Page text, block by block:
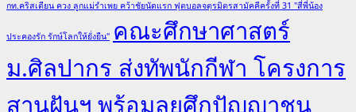
กท.คริสเตียน ควง ลูกแม่รำเพย คว้าชัยนัดแรก ฟุตบอลจตุรมิตรสามัคคีครั้งที่ 31 "สี่พี่น้อง
ประคองรัก รักษ์โลกให้ยั่งยืน" คณะศึกษาศาสตร์
ม.ศิลปากร ส่งทัพนักกีฬา โครงการ
สานฝันฯ พร้อมลุยศึกปัญญาชน